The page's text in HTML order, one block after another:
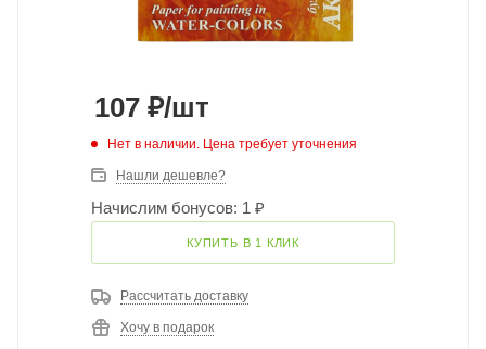
107 ₽/шт
Нет в наличии. Цена требует уточнения
Нашли дешевле?
Начислим бонусов: 1 ₽
КУПИТЬ В 1 КЛИК
Рассчитать доставку
Хочу в подарок